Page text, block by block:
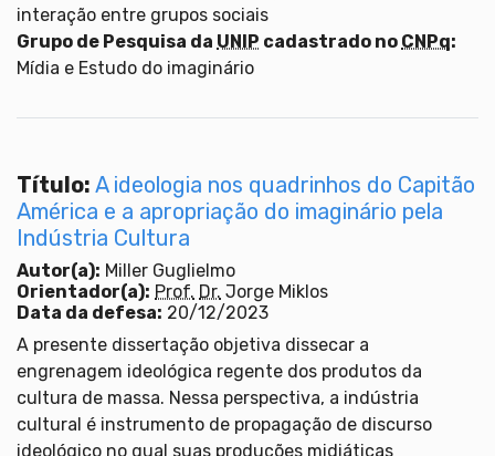
interação entre grupos sociais
Grupo de Pesquisa da UNIP cadastrado no CNPq:
Mídia e Estudo do imaginário
Título: A ideologia nos quadrinhos do Capitão
América e a apropriação do imaginário pela
Indústria Cultura
Autor(a): Miller Guglielmo
Orientador(a): Prof. Dr. Jorge Miklos
Data da defesa: 20/12/2023
A presente dissertação objetiva dissecar a
engrenagem ideológica regente dos produtos da
cultura de massa. Nessa perspectiva, a indústria
cultural é instrumento de propagação de discurso
ideológico no qual suas produções midiáticas